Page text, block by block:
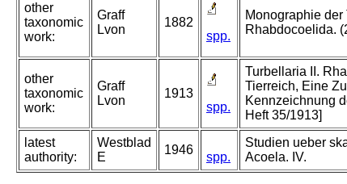
other
taxonomic
work:
Graff
Lvon
1882
spp.
Monographie der
Rhabdocoelida.
other
taxonomic
work:
Graff
Lvon
1913
spp.
Turbellaria II.
Tierreich, Eine
Kennzeichnung
Heft 35/1913]
latest
authority:
Westblad
E
1946
spp.
Studien ueber
Acoela. IV.